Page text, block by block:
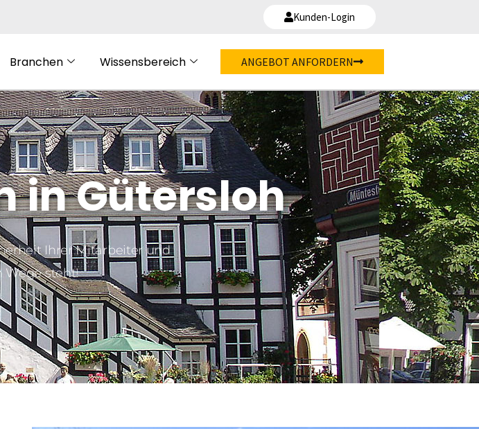
Kunden-Login
Branchen Wissensbereich ANGEBOT ANFORDERN
in Gütersloh
Ihrer Mitarbeiter und
Wege steht!